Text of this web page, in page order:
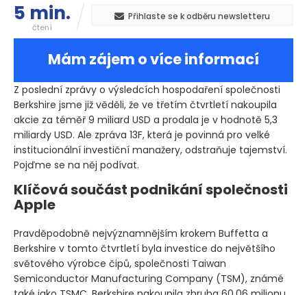
5 min.
čtení
Přihlaste se k odběru newsletteru
Mám zájem o více informací
Z poslední zprávy o výsledcích hospodaření společnosti
Berkshire jsme již věděli, že ve třetím čtvrtletí nakoupila
akcie za téměř 9 miliard USD a prodala je v hodnotě 5,3
miliardy USD. Ale zpráva 13F, která je povinná pro velké
institucionální investiční manažery, odstraňuje tajemství.
Pojďme se na něj podívat.
Klíčová součást podnikání společnosti
Apple
Pravděpodobně nejvýznamnějším krokem Buffetta a
Berkshire v tomto čtvrtletí byla investice do největšího
světového výrobce čipů, společnosti Taiwan
Semiconductor Manufacturing Company (TSM), známé